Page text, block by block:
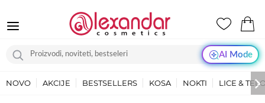
AI Mode
NOVO AKCIJE BESTSELLERS KOSA NOKTI LICE &